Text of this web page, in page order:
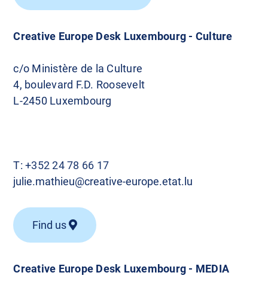
Creative Europe Desk Luxembourg - MEDIA
Creative Europe Desk Luxembourg - Culture
c/o Ministère de la Culture
4, boulevard F.D. Roosevelt
L-2450 Luxembourg
T:+352 24 78 66 17
julie.mathieu@creative-europe.etat.lu
Find us